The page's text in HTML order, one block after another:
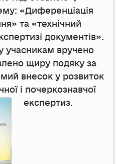
«Диференціація
та «технічний
документів».
учасникам вручено
щиру подяку за
внесок у розвиток
і почеркознавчої
експертиз.